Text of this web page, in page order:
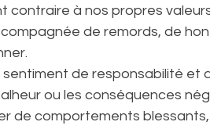
à nos propres
de remords, de
sentiment de responsabilité et
ou les conséquences
de comportements